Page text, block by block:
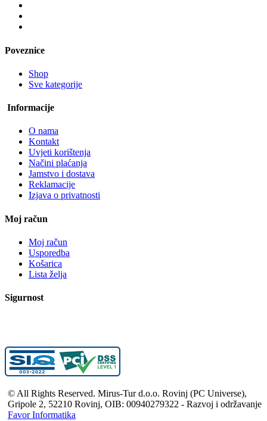
Poveznice
Shop
Sve kategorije
Informacije
O nama
Kontakt
Uvjeti korištenja
Načini plaćanja
Jamstvo i dostava
Reklamacije
Izjava o privatnosti
Moj račun
Moj račun
Usporedba
Košarica
Lista želja
Sigurnost
© All Rights Reserved. Mirus-Tur d.o.o. Rovinj (PC Universe),
Gripole 2, 52210 Rovinj, OIB: 00940279322 - Razvoj i održavanje
Favor Informatika